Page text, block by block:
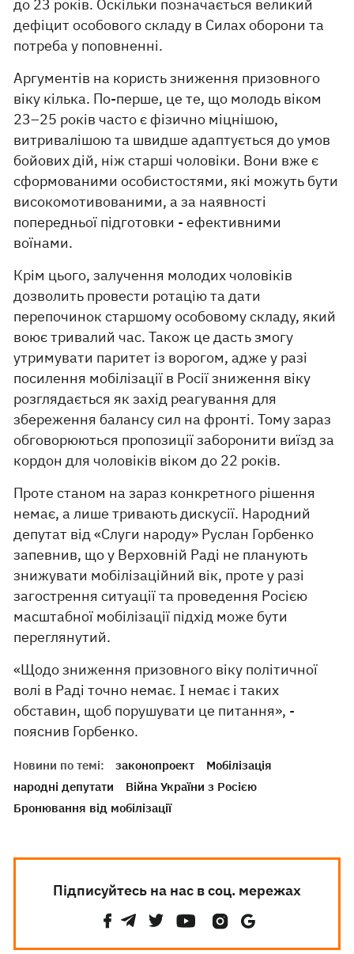
до 23 років. Оскільки позначається великий
дефіцит особового складу в Силах оборони та
потреба у поповненні.
Аргументів на користь зниження призовного
віку кілька. По-перше, це те, що молодь віком
23–25 років часто є фізично міцнішою,
витривалішою та швидше адаптується до умов
бойових дій, ніж старші чоловіки. Вони вже є
сформованими особистостями, які можуть бути
високомотивованими, а за наявності
попередньої підготовки - ефективними
воїнами.
Крім цього, залучення молодих чоловіків
дозволить провести ротацію та дати
перепочинок старшому особовому складу, який
воює тривалий час. Також це дасть змогу
утримувати паритет із ворогом, адже у разі
посилення мобілізації в Росії зниження віку
розглядається як захід реагування для
збереження балансу сил на фронті. Тому зараз
обговорюються пропозиції заборонити виїзд за
кордон для чоловіків віком до 22 років.
Проте станом на зараз конкретного рішення
немає, а лише тривають дискусії. Народний
депутат від «Слуги народу» Руслан Горбенко
запевнив, що у Верховній Раді не планують
знижувати мобілізаційний вік, проте у разі
загострення ситуації та проведення Росією
масштабної мобілізації підхід може бути
переглянутий.
«Щодо зниження призовного віку політичної
волі в Раді точно немає. І немає і таких
обставин, щоб порушувати це питання», -
пояснив Горбенко.
Новини по темі: законопроект
Мобілізація
народні депутати
Війна України з Росією
Бронювання від мобілізації
Підписуйтесь на нас в соц. мережах